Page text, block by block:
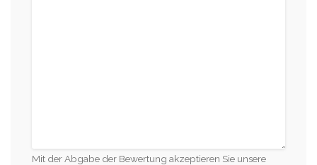
Mit der Abgabe der Bewertung akzeptieren Sie unsere